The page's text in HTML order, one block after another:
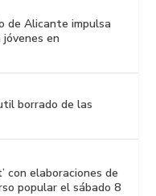
de Alicante impulsa
en
borrado de las
con elaboraciones de
popular el sábado 8